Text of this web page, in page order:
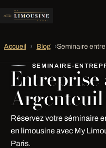
Accueil › Blog ›Seminaire
SEMINAIRE-
Entreprise
Réservez votre séminaire
en limousine avec My
Paris.